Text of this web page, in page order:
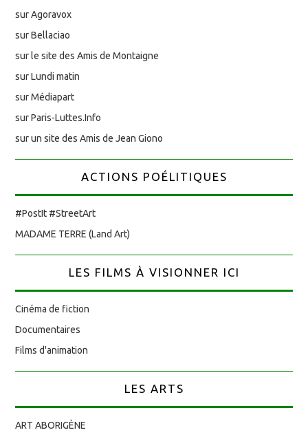
sur Agoravox
sur Bellaciao
sur le site des Amis de Montaigne
sur Lundi matin
sur Médiapart
sur Paris-Luttes.Info
sur un site des Amis de Jean Giono
ACTIONS POÉLITIQUES
#PostIt #StreetArt
MADAME TERRE (Land Art)
LES FILMS À VISIONNER ICI
Cinéma de fiction
Documentaires
Films d'animation
LES ARTS
ART ABORIGÈNE